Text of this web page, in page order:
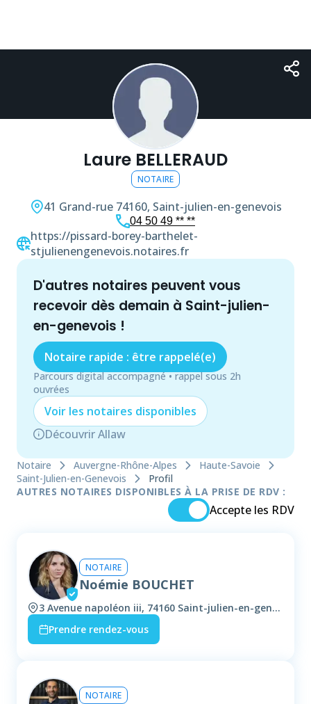
Laure BELLERAUD
NOTAIRE
41 Grand-rue 74160, Saint-julien-en-genevois
04 50 49 ** **
https://pissard-borey-barthelet-
stjulienengenevois.notaires.fr
d'autres notaires peuvent vous
recevoir dès demain à Saint-julien-
en-genevois !
Notaire rapide : être rappelé(e)
Parcours digital accompagné • rappel sous 2h
ouvrées
Voir les notaires disponibles
Découvrir Allaw
Notaire Auvergne-Rhône-Alpes
Haute-Savoie
Saint-Julien-en-Genevois
Profil
AUTRES NOTAIRES DISPONIBLES À LA PRISE DE RDV :
Accepte les RDV
NOTAIRE
Noémie BOUCHET
3 Avenue napoléon iii, 74160 Saint-julien-en-genevois
Prendre rendez-vous
NOTAIRE